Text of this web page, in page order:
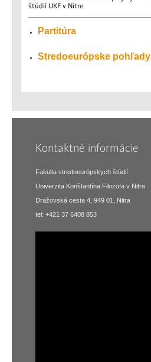
štúdií UKF v Nitre
Partitúra
Stredoeurópske pohľady
Kontaktné informácie
Fakulta stredoeurópskych štúdií
Univerzita Konštantína Filozofa v Nitre
Dražovská cesta 4, 949 01, Nitra
tel: +421 37 6408 853